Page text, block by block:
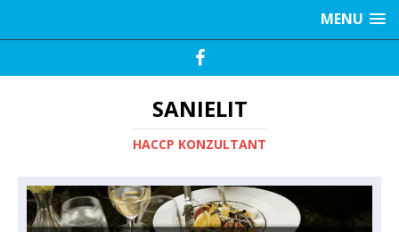
MENU
SANIELIT
HACCP KONZULTANT